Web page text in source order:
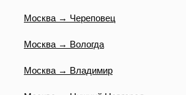
Москва → Череповец
Москва → Вологда
Москва → Владимир